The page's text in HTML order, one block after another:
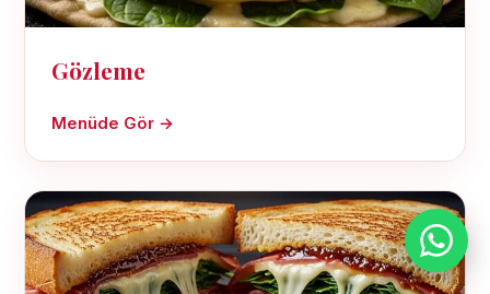
Gözleme
Menüde Gör →